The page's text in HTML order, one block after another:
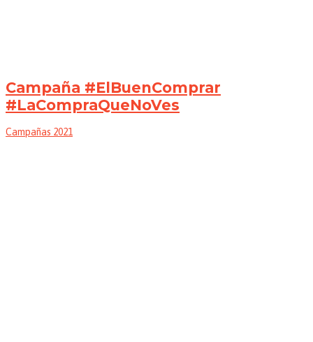
Campaña #ElBuenComprar
#LaCompraQueNoVes
Campañas 2021